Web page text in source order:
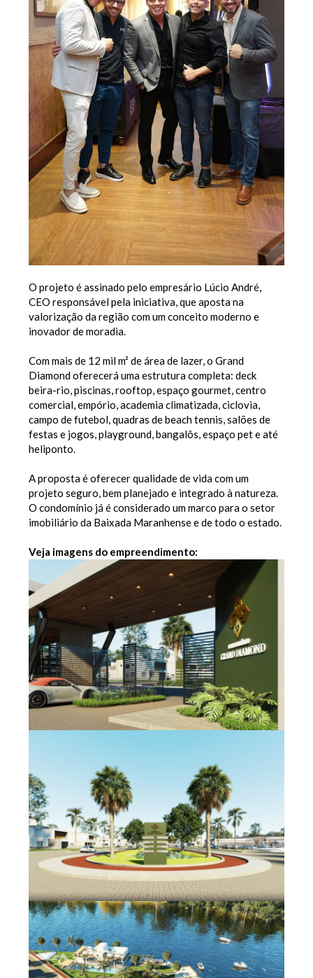
O projeto é assinado pelo empresário Lúcio André,
CEO responsável pela iniciativa, que aposta na
valorização da região com um conceito moderno e
inovador de moradia.
Com mais de 12 mil m² de área de lazer, o Grand
Diamond oferecerá uma estrutura completa: deck
beira-rio, piscinas, rooftop, espaço gourmet, centro
comercial, empório, academia climatizada, ciclovia,
campo de futebol, quadras de beach tennis, salões de
festas e jogos, playground, bangalôs, espaço pet e até
heliponto.
A proposta é oferecer qualidade de vida com um
projeto seguro, bem planejado e integrado à natureza.
O condomínio já é considerado um marco para o setor
imobiliário da Baixada Maranhense e de todo o estado.
Veja imagens do empreendimento: